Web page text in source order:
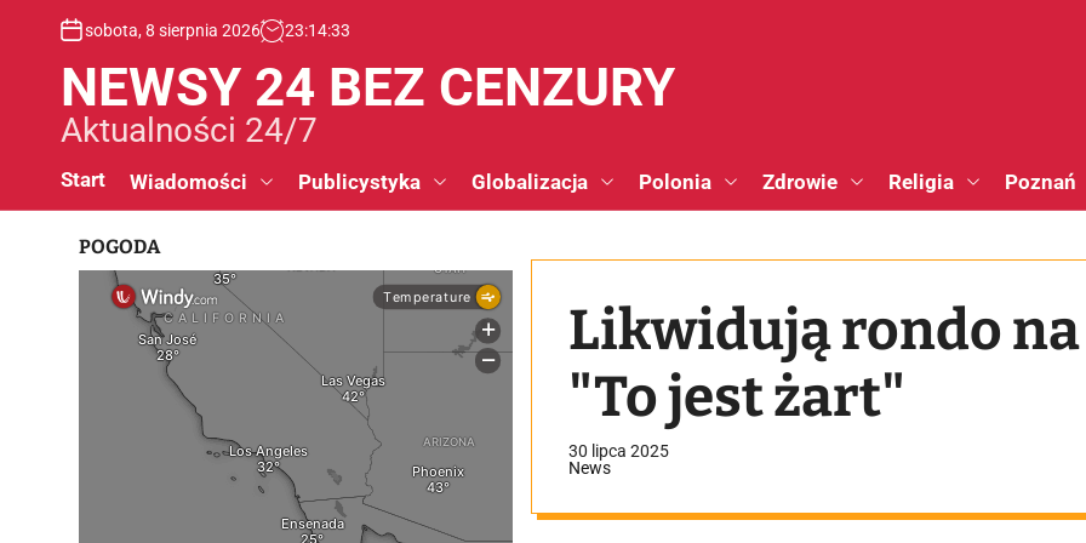
sobota, 8 sierpnia 2026 23:14:33
NEWSY 24 BEZ CENZURY
Aktualności 24/7
Start Wiadomości Publicystyka Globalizacja Polonia Zdrowie Religia Poznań
Likwidują rondo
"To jest żart"
30 lipca 2025
News
POGODA